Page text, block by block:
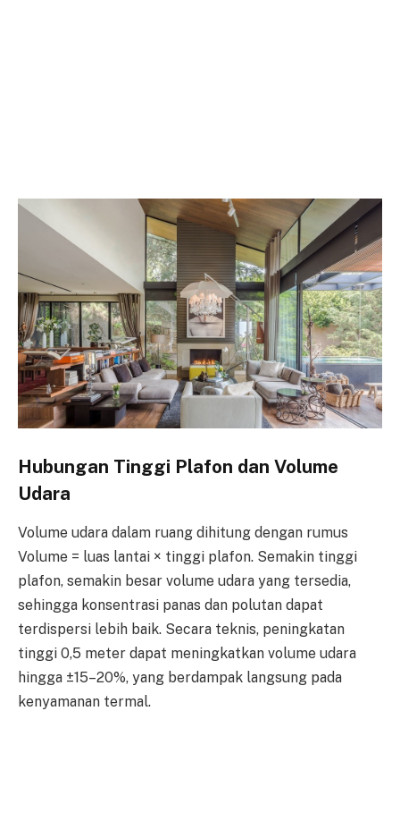
Hubungan Tinggi Plafon dan Volume
Udara
Volume udara dalam ruang dihitung dengan rumus
Volume = luas lantai × tinggi plafon. Semakin tinggi
plafon, semakin besar volume udara yang tersedia,
sehingga konsentrasi panas dan polutan dapat
terdispersi lebih baik. Secara teknis, peningkatan
tinggi 0,5 meter dapat meningkatkan volume udara
hingga ±15–20%, yang berdampak langsung pada
kenyamanan termal.